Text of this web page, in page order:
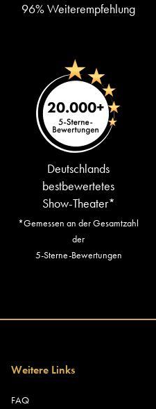
96% Weiterempfehlung
Deutschlands
bestbewertetes
Show-Theater*
*Gemessen an der Gesamtzahl
der
5-Sterne-Bewertungen
Weitere Links
FAQ